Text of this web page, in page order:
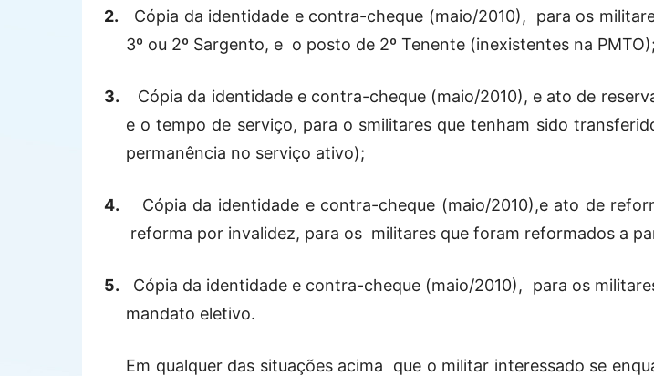
e
do
2. Cópia da identidade e contra-cheque (maio/2010),
para os
3º ou 2º Sargento, e o posto de 2º Tenente (inexistentes na PMTO);
3. Cópia da identidade e contra-cheque (maio/2010), e ato de
e o tempo de serviço, para o smilitares que tenham sido
permanência no serviço ativo);
4. Cópia da identidade e contra-cheque (maio/2010),e ato de
reforma por invalidez, para os militares que foram reformados a
5. Cópia da identidade e contra-cheque (maio/2010),
para os
mandato eletivo.
Em qualquer das situações acima que o militar interessado se